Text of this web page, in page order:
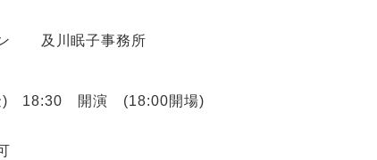
ン 及川眠子事務所
) 18:30 開演 (18:00開場)